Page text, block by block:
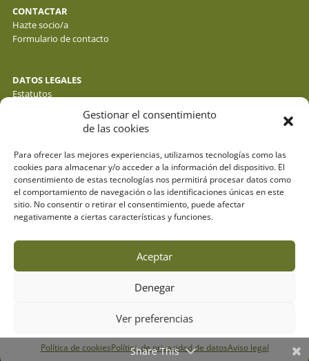
Gestionar el consentimiento
de las cookies
Para ofrecer las mejores experiencias, utilizamos tecnologías como las
cookies para almacenar y/o acceder a la información del dispositivo. El
consentimiento de estas tecnologías nos permitirá procesar datos como
el comportamiento de navegación o las identificaciones únicas en este
sitio. No consentir o retirar el consentimiento, puede afectar
negativamente a ciertas características y funciones.
Aceptar
Denegar
Ver preferencias
Política de cookiesPolítica de privacidad de datosAviso legal
CONTACTAR
Hazte socio/a
Formulario de contacto
DATOS LEGALES
Estatutos
Política de cookies
© fotos : f. y j. gálvez - o. molina y sus autores . webdesign:
Designed byElegant Themes| Powered byDiseño Web a medida|
Childtheme created byCreativolandia
Share This